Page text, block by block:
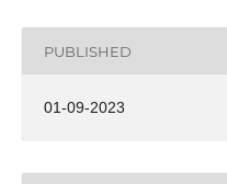
PUBLISHED
01-09-2023